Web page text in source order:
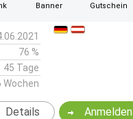
Banner Gutschein
76 %
45 Tage
Wochen
Anmelden
Details